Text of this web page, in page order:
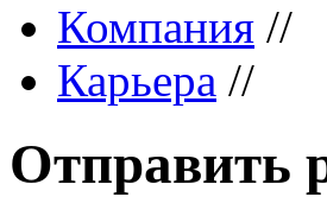
Компания //
Карьера //
Отправить